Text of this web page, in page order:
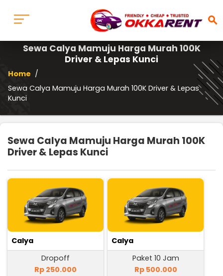
search
Sewa Calya Mamuju Harga Murah 100K
Driver & Lepas Kunci
Home /
Sewa Calya Mamuju Harga Murah 100K Driver & Lepas
Kunci
Sewa Calya Mamuju Harga Murah 100K
Driver & Lepas Kunci
Calya
Dropoff
Rp 250.000
Calya
Paket 10 Jam
Rp 500.000